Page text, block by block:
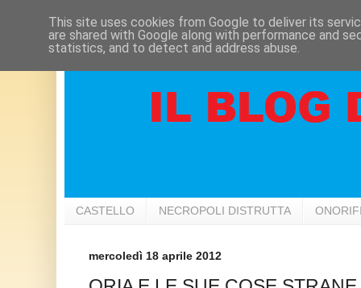
CASTELLO NECROPOLI DISTRUTTA
mercoledì 18 aprile 2012
This site uses cookies from Google to deliver its
are shared with Google along with performance and
statistics, and to detect and address abuse.